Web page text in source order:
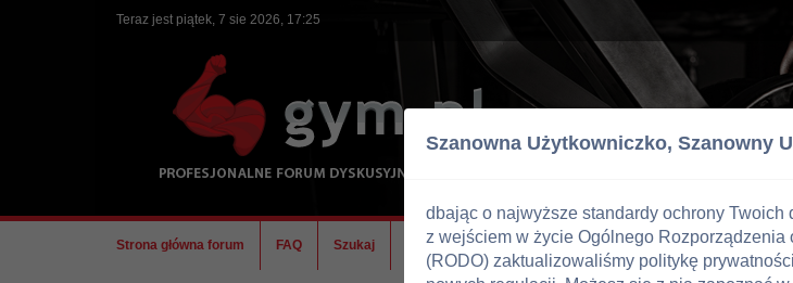
Teraz jest piątek, 7 sie 2026, 17:25
Strona główna forum FAQ Szukaj Ekipa
Szanowna Użytkowniczko, Szanowny
dbając o najwyższe standardy ochrony Twoich
z wejściem w życie Ogólnego Rozporządzenia
(RODO) zaktualizowaliśmy politykę